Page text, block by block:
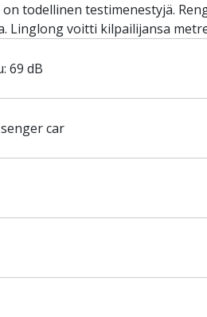
on todellinen testimenestyjä.
Linglong voitti kilpailijansa
69 dB
car